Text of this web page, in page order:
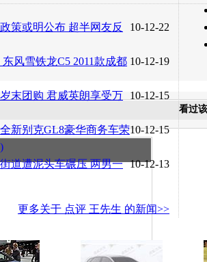
10-12-22
策或明公布 超半网友反
10-12-19
风雪铁龙C5 2011款成都
10-12-15
末团购 君威英朗享受万
10-12-15
新别克GL8豪华商务车荣
10-12-13
道遭泥头车碾压 两男一
更多关于 点评 王先生 的新闻>>
看过